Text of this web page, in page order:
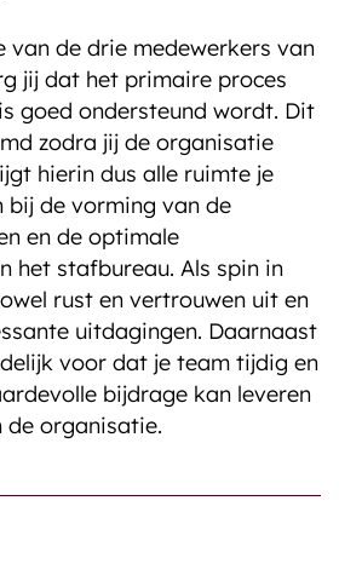
van de drie medewerkers van
jij dat het primaire proces
goed ondersteund wordt. Dit
zodra jij de organisatie
hierin dus alle ruimte je
de vorming van de
en de optimale
het stafbureau. Als spin in
rust en vertrouwen uit en
uitdagingen. Daarnaast
voor dat je team tijdig en
bijdrage kan leveren
de organisatie.